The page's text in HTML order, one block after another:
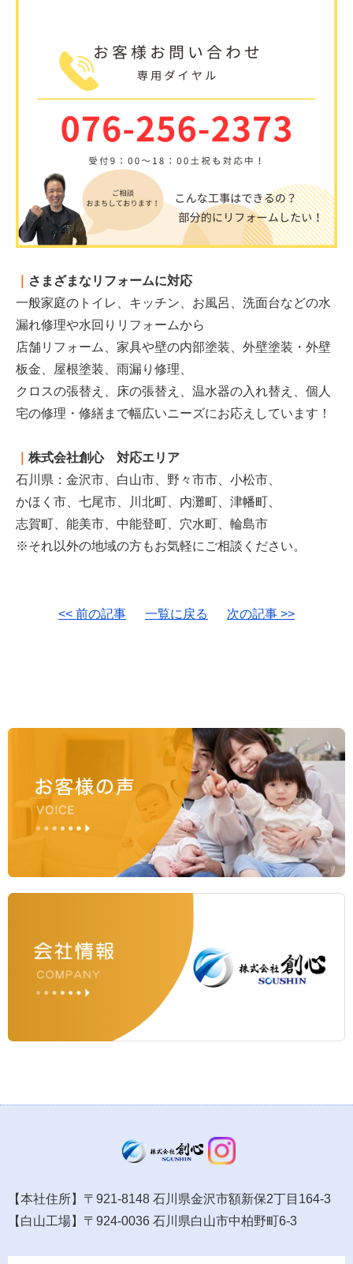
さまざまなリフォームに対応
一般家庭のトイレ、キッチン、お風呂、洗面台などの水
漏れ修理や水回りリフォームから
店舗リフォーム、家具や壁の内部塗装、外壁塗装・外壁
板金、屋根塗装、雨漏り修理、
クロスの張替え、床の張替え、温水器の入れ替え、個人
宅の修理・修繕まで幅広いニーズにお応えしています！
株式会社創心 対応エリア
石川県：金沢市、白山市、野々市市、小松市、
かほく市、七尾市、川北町、内灘町、津幡町、
志賀町、能美市、中能登町、穴水町、輪島市
※それ以外の地域の方もお気軽にご相談ください。
<< 前の記事 一覧に戻る 次の記事 >>
【本社住所】〒921-8148 石川県金沢市額新保2丁目164-3
【白山工場】〒924-0036 石川県白山市中柏野町6-3